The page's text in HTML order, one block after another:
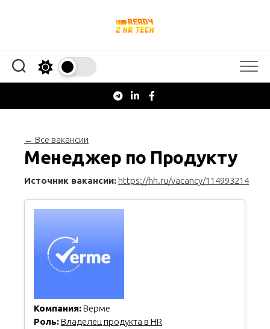
← Все вакансии
Менеджер по Продукту
Источник вакансии: https://hh.ru/vacancy/114993214
Компания:Верме
Роль:Владелец продукта в HR